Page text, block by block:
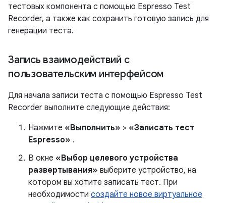
тестовых компонента с помощью Espresso Test
Recorder, а также как сохранить готовую запись для
генерации теста.
Запись взаимодействий с
пользовательским интерфейсом
Для начала записи теста с помощью Espresso Test
Recorder выполните следующие действия:
Нажмите «Выполнить» > «Записать тест
Espresso» .
В окне «Выбор целевого устройства
развертывания» выберите устройство, на
котором вы хотите записать тест. При
необходимости создайте новое виртуальное